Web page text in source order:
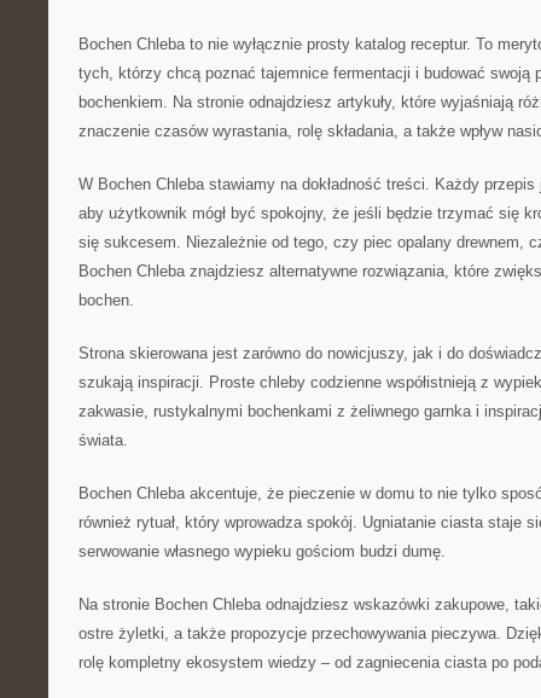
Bochen Chleba to nie wyłącznie prosty katalog receptur. To
tych, którzy chcą poznać tajemnice fermentacji i budować swoją
bochenkiem. Na stronie odnajdziesz artykuły, które wyjaśniają
znaczenie czasów wyrastania, rolę składania, a także wpływ
W Bochen Chleba stawiamy na dokładność treści. Każdy
aby użytkownik mógł być spokojny, że jeśli będzie trzymać się
się sukcesem. Niezależnie od tego, czy piec opalany drewnem,
Bochen Chleba znajdziesz alternatywne rozwiązania, które
bochen.
Strona skierowana jest zarówno do nowicjuszy, jak i do
szukają inspiracji. Proste chleby codzienne współistnieją z
zakwasie, rustykalnymi bochenkami z żeliwnego garnka i
świata.
Bochen Chleba akcentuje, że pieczenie w domu to nie tylko
również rytuał, który wprowadza spokój. Ugniatanie ciasta staje
serwowanie własnego wypieku gościom budzi dumę.
Na stronie Bochen Chleba odnajdziesz wskazówki zakupowe,
ostre żyletki, a także propozycje przechowywania pieczywa.
rolę kompletny ekosystem wiedzy – od zagniecenia ciasta po